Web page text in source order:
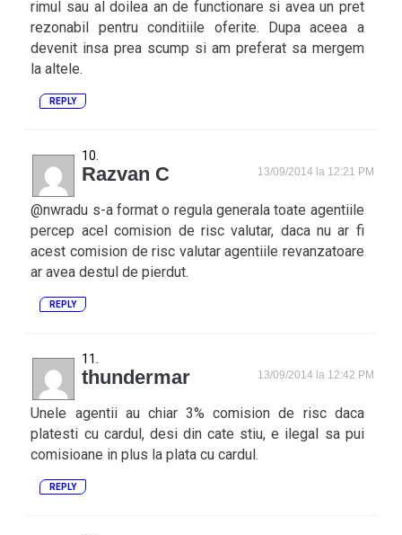
rimul sau al doilea an de functionare si avea un pret
rezonabil pentru conditiile oferite. Dupa aceea a
devenit insa prea scump si am preferat sa mergem
la altele.
REPLY
Razvan C 13/09/2014 la 12:21 PM
@nwradu s-a format o regula generala toate agentiile
percep acel comision de risc valutar, daca nu ar fi
acest comision de risc valutar agentiile revanzatoare
ar avea destul de pierdut.
REPLY
thundermar 13/09/2014 la 12:42 PM
Unele agentii au chiar 3% comision de risc daca
platesti cu cardul, desi din cate stiu, e ilegal sa pui
comisioane in plus la plata cu cardul.
REPLY